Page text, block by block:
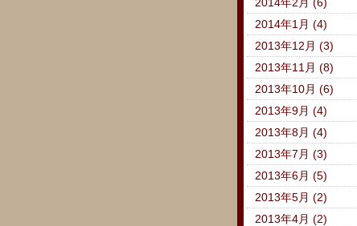
2014年2月 (6)
2014年1月 (4)
2013年12月 (3)
2013年11月 (8)
2013年10月 (6)
2013年9月 (4)
2013年8月 (4)
2013年7月 (3)
2013年6月 (5)
2013年5月 (2)
2013年4月 (2)